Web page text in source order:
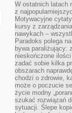
W ostatnich latach
z
Motywacyjne
kursy z
nawykach –
Paradoks polega
bywa paraliżujący:
nieskończone
zadać sobie kilka
obszarach
chodzi o zdrowie,
może o poczucie
życie modny
szukać rozwiązań
sytuacji. Ślepe